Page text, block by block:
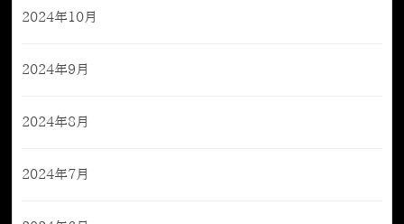
2024年10月
2024年9月
2024年8月
2024年7月